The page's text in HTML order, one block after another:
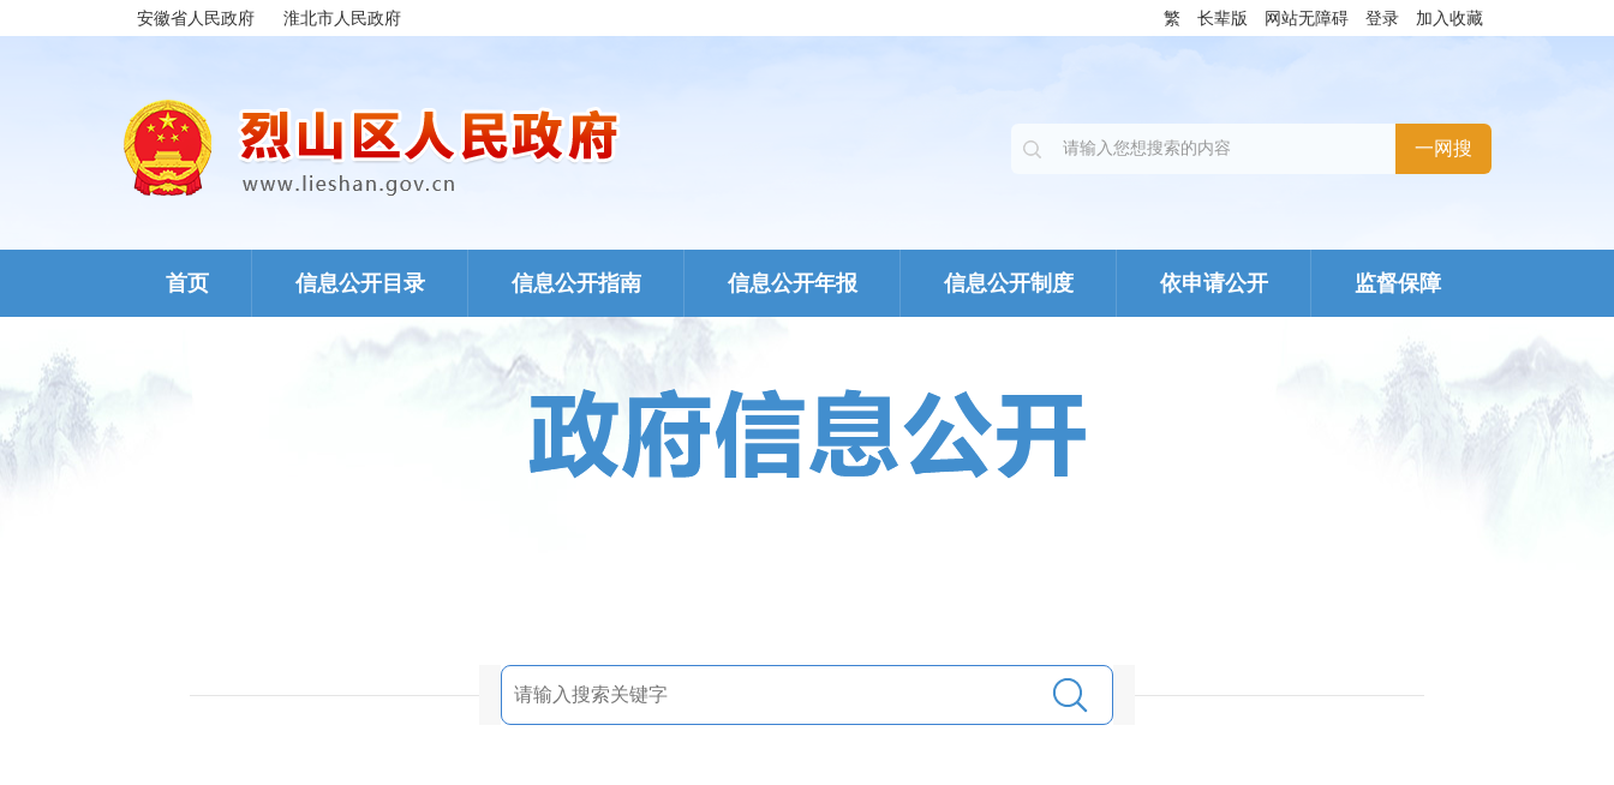
安徽省人民政府 淮北市人民政府 繁 长辈版 网站无障碍 登录 加入收藏
首页 信息公开目录 信息公开指南 信息公开年报 信息公开制度 依申请公开 监督保障